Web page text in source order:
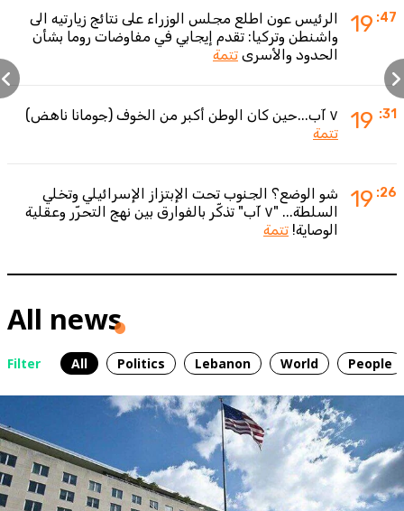
19 :47
الرئيس عون اطلع مجلس الوزراء على نتائج زيارتيه الى
واشنطن وتركيا: تقدم إيجابي في مفاوضات روما بشأن
الحدود والأسرى تتمة
19 :31
٧ آب...حين كان الوطن أكبر من الخوف (جومانا ناهض)
تتمة
19 :26
شو الوضع؟ الجنوب تحت الإبتزاز الإسرائيلي وتخلي
السلطة... "٧ آب" تذكّر بالفوارق بين نهج التحرّر وعقلية
الوصاية! تتمة
All news
Filter All Politics Lebanon World People